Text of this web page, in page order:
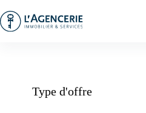
au
contenu
Type d'offre